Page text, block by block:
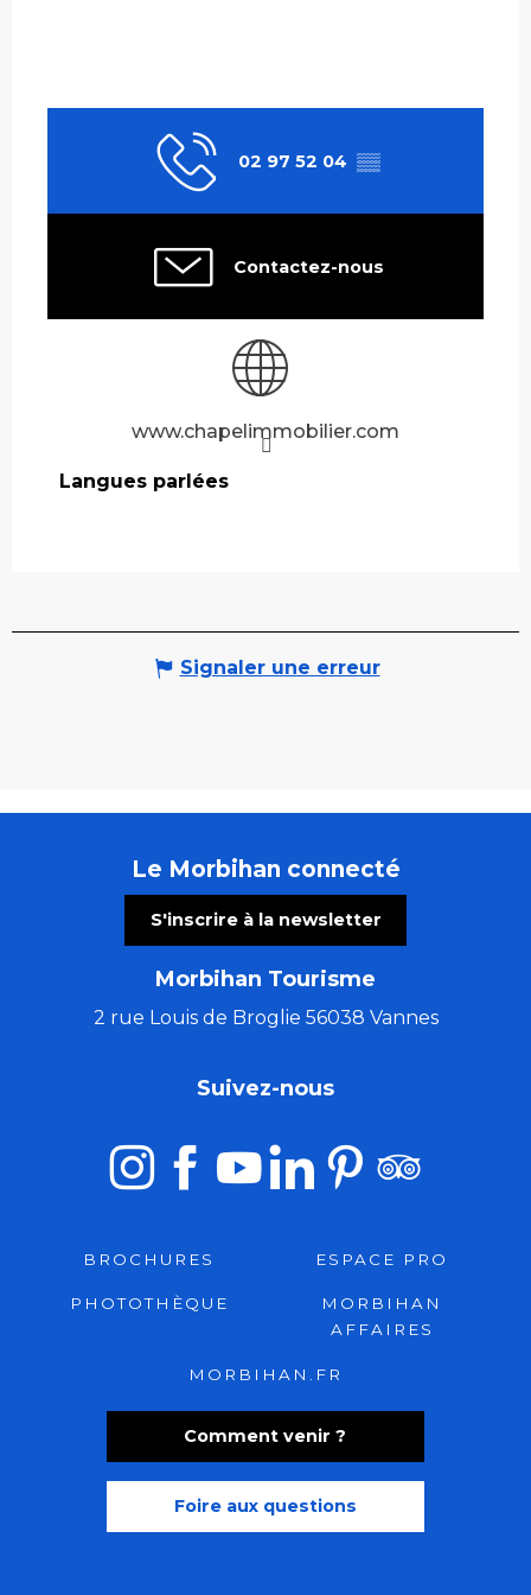
02 97 52 04 ▒▒
Contactez-nous
www.chapelimmobilier.com
Langues parlées
Langues parlées
Signaler une erreur
Le Morbihan connecté
S'inscrire à la newsletter
Morbihan Tourisme
2 rue Louis de Broglie 56038 Vannes
Comment venir ?
Foire aux questions
Suivez-nous
BROCHURES ESPACE PRO
PHOTOTHÈQUE
MORBIHAN
AFFAIRES
MORBIHAN.FR